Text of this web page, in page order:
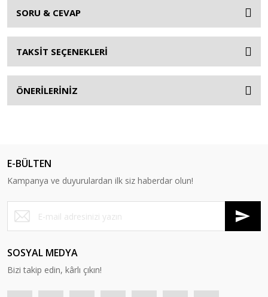
SORU & CEVAP
TAKSİT SEÇENEKLERİ
ÖNERİLERİNİZ
E-BÜLTEN
Kampanya ve duyurulardan ilk siz haberdar olun!
SOSYAL MEDYA
Bizi takip edin, kârlı çıkın!